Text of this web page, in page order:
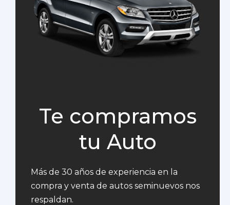
Te compramos
tu Auto
Más de 30 años de experiencia en la
compra y venta de autos seminuevos nos
respaldan.